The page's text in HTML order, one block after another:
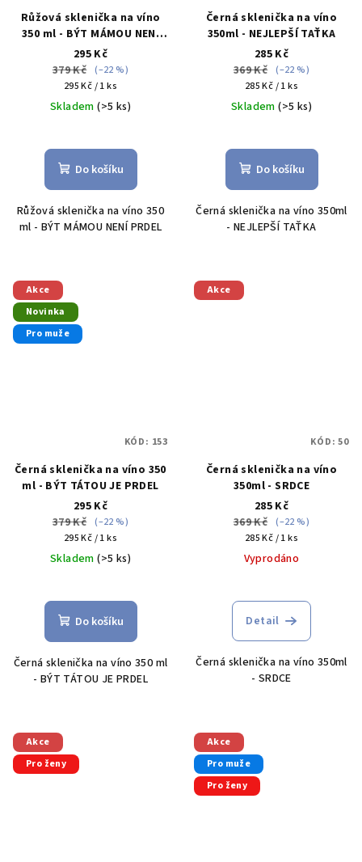
Růžová sklenička na víno
350 ml - BÝT MÁMOU NENÍ
PRDEL
295 Kč
379 Kč (–22 %)
Měrná
cena:
295 Kč / 1 ks
Skladem(>5 ks)
hodnocení
produktu
z
5
Do košíku
Růžová sklenička na víno 350
ml - BÝT MÁMOU NENÍ PRDEL
Černá sklenička na víno
350ml - NEJLEPŠÍ TAŤKA
285 Kč
369 Kč (–22 %)
Měrná
cena:
285 Kč / 1 ks
Skladem(>5 ks)
hodnocení
produktu
z
5
Do košíku
Černá sklenička na víno 350ml
- NEJLEPŠÍ TAŤKA
Akce
Novinka
Pro muže
Černá sklenička na víno 350
ml - BÝT TÁTOU JE PRDEL
295 Kč
379 Kč (–22 %)
Měrná
cena:
295 Kč / 1 ks
Skladem(>5 ks)
hodnocení
produktu
z
5
Do košíku
Černá sklenička na víno 350 ml
- BÝT TÁTOU JE PRDEL
KÓD: 153
Akce
Černá sklenička na víno
350ml - SRDCE
285 Kč
369 Kč (–22 %)
Měrná
cena:
285 Kč / 1 ks
Vyprodáno
hodnocení
produktu
z
5
Detail
Černá sklenička na víno 350ml
- SRDCE
KÓD:50
Akce
Pro ženy
Akce
Pro muže
Pro ženy